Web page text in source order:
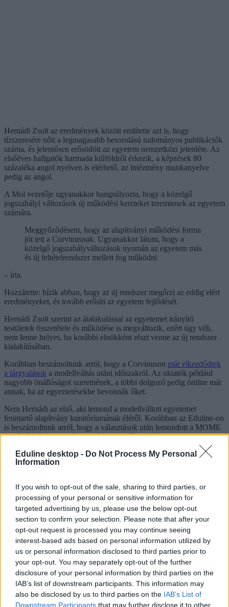
Eduline desktop - Do Not Process My Personal
Information
If you wish to opt-out of the sale, sharing to third parties, or
processing of your personal or sensitive information for
targeted advertising by us, please use the below opt-out
section to confirm your selection. Please note that after your
opt-out request is processed you may continue seeing
interest-based ads based on personal information utilized by
us or personal information disclosed to third parties prior to
your opt-out. You may separately opt-out of the further
disclosure of your personal information by third parties on the
IAB’s list of downstream participants. This information may
also be disclosed by us to third parties on the IAB’s List of
Downstream Participants that may further disclose it to other
Hernádi Zsolt az eredmények között említette azt is, hogy
tízszeresére nőtt a legmagasabb besorolású tudományos publikációk
száma, és jelentősen erősödött az egyetem nemzetközi jelenléte. Az
elsőéves hallgatók harmada külföldről érkezik, a képzések 80
százaléka angol nyelven is elérhető, az intézmény munkanyelve
pedig az angol.
A Mol vezetője ugyanakkor hangsúlyozta, hogy a közelgő
jogszabályi változások új működési kereteket teremtenek az egyetem
számára.
Meggyőződésem, hogy az alapítványi működési forma
jót tett a Corvinusnak. Ugyanakkor látom, hogy a
közelgő jogszabályváltozások nyomán az egyetem más
és új feltételrendszer mellett fog működni
– írta.
Hozzátette: bízik abban, hogy az új rendszer megőrzi az eddig elért
eredményeket, és tovább erősíti az egyetem fejlődését.
Hernádi Zsolt szerint az átalakulással az egyetemet irányító
testületek összetétele és működése is megváltozik, ezért úgy véli,
nem lenne helyes, ha korábbi elnökként részt venne az új rendszer
kialakításában.
Korábban beszámoltunk arról, hogy a Corvinuson már elkezdődtek
a tárgyalások a modellváltás utáni időszakról. Az oktatók például
nagyobb önállóságot szeretnének, a többi dolgozó pedig örülne már
annak, ha az egyeztetésekbe bevonnák őket.
Nem Hernádi az első, aki lemond a modellváltott egyetemet
fenntartó alapítvány kuratóriumának éléről. Korábban az Eduline-on
is beszámoltunk arról, hogy a választások után lemondott a MOME
alapítványának kuratóriuma és felügyelőbizottsága. A Fideszhez sok
az alapítói jogokat az
újonnan felálló Oktatási Minisztériumnak ajánlotta fel.
A jóval magasabb ösztöndíjak miatt sem szeretnének
a diákok visszatérni a kekva előtti rendszerhez a
Corvinuson
Egy diák szerint a két-háromszoros ösztöndíjak miatt a mostani
rendszerben kevesebbet kell az egyetem mellett dolgozniuk, egy
másik hallgató viszont a demokratikus működéshez való
visszatérésre helyezte a hangsúlyt. Az oktatók nagyobb önállóságot
szeretnének, a többi dolgozó pedig örülne már annak, ha az
egyeztetésekbe bevonnák őket – ez derült ki azon a fórumon,
amelyet a Corvinuson tartottak azzal kapcsolatban, hogyan
működjön az egyetem a kekvaidőszak után.